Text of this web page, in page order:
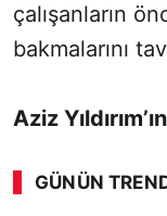
çalışanların
bakmalarını
Aziz
GÜNÜN